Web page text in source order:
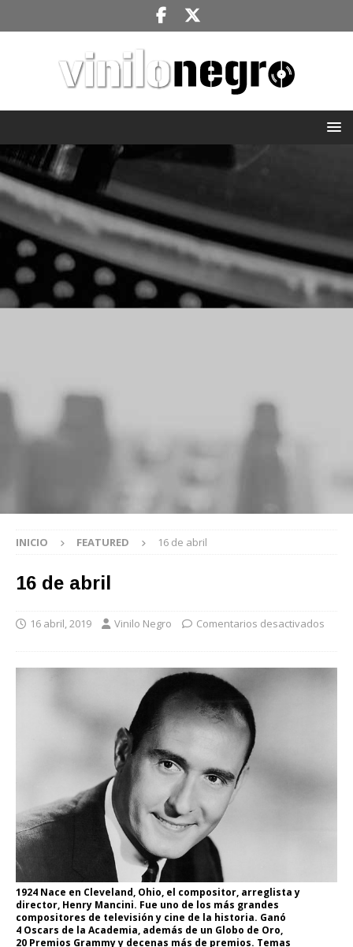
INICIO FEATURED 16 de abril
16 de abril
16 abril, 2019 Vinilo Negro Comentarios desactivados
1924 Nace en Cleveland, Ohio, el compositor, arreglista y
director, Henry Mancini. Fue uno de los más grandes
compositores de televisión y cine de la historia. Ganó
4 Oscars de la Academia, además de un Globo de Oro,
20 Premios Grammy y decenas más de premios. Temas